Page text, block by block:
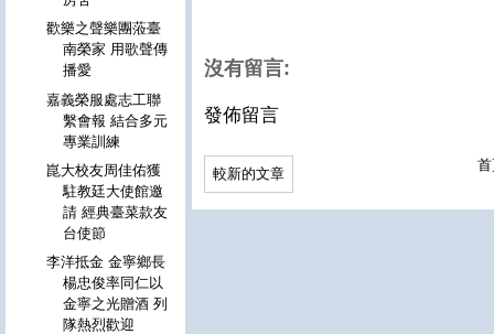
沒有留言:
發佈留言
較新的文章
歡樂之聲樂團蒞臺
南榮家 用歌聲傳
播愛
嘉義榮服處志工聯
繫會報 結合多元
專業訓練
崑大校友周佳佑獲
駐教廷大使館邀
請 經典臺菜款友
台使節
李洋抵金 金寧鄉長
楊忠俊率同仁以
金寧之光贈酒 列
隊熱烈歡迎